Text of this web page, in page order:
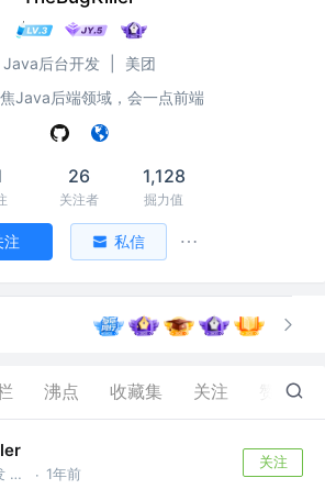
Java后台开发
美团
Java后端领域，会一点前端
26
关注者
1,128
掘力值
注 私信
沸点 收藏集 关注 45
Java后台开发 @美团 · 1年前
关注